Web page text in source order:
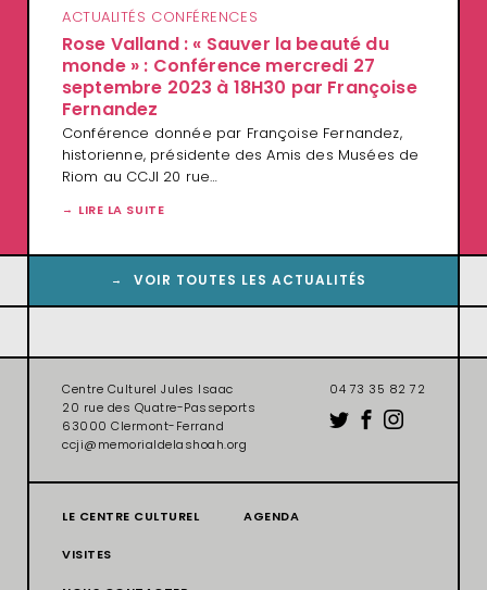
ACTUALITÉS CONFÉRENCES
Rose Valland : « Sauver la beauté du
monde » : Conférence mercredi 27
septembre 2023 à 18H30 par Françoise
Fernandez
Conférence donnée par Françoise Fernandez,
historienne, présidente des Amis des Musées de
Riom au CCJI 20 rue…
LIRE LA SUITE
VOIR TOUTES LES ACTUALITÉS
Centre Culturel Jules Isaac
20 rue des Quatre-Passeports
63000 Clermont-Ferrand
ccji@memorialdelashoah.org
04 73 35 82 72
LE CENTRE CULTUREL
VISITES
AGENDA